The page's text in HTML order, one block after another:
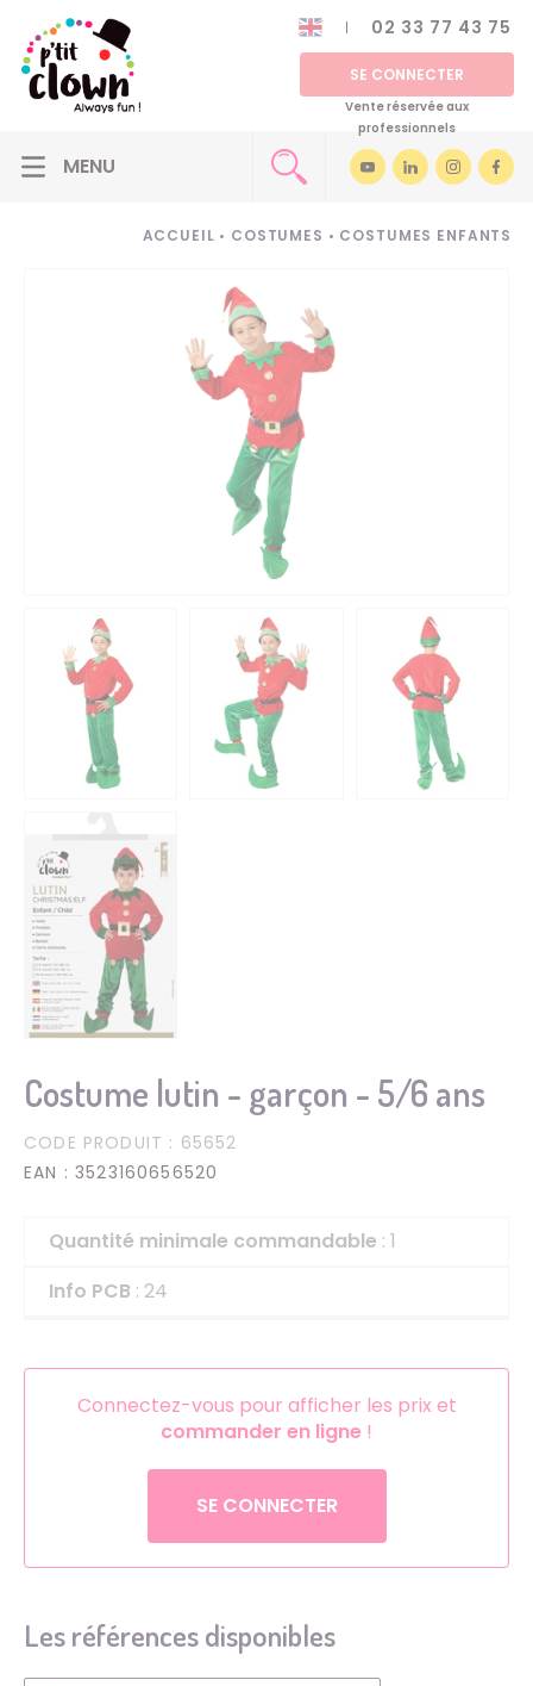
02 33 77 43 75
SE CONNECTER
Vente réservée aux
professionnels
ACCUEIL • COSTUMES • COSTUMES ENFANTS
Costume lutin - garçon - 5/6 ans
CODE PRODUIT : 65652
EAN : 3523160656520
Quantité minimale commandable : 1
Info PCB : 24
Connectez-vous pour afficher les prix et
commander en ligne !
SE CONNECTER
Les références disponibles